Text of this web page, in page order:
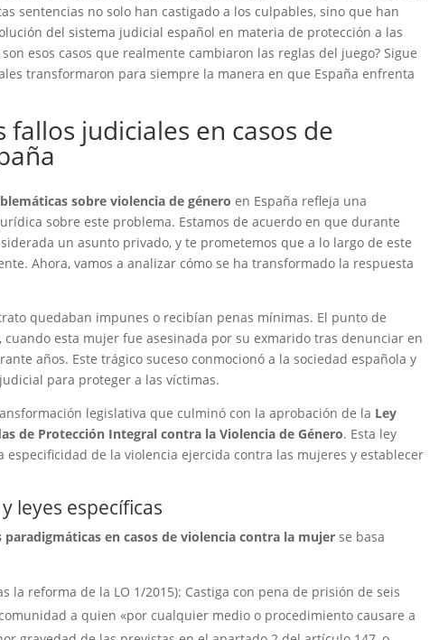
sentencias no solo han castigado a los culpables, sino que han
del sistema judicial español en materia de protección a las
esos casos que realmente cambiaron las reglas del juego? Sigue
transformaron para siempre la manera en que España enfrenta
judiciales en casos de
sobre violencia de género en España refleja una
sobre este problema. Estamos de acuerdo en que durante
un asunto privado, y te prometemos que a lo largo de este
Ahora, vamos a analizar cómo se ha transformado la respuesta
quedaban impunes o recibían penas mínimas. El punto de
, cuando esta mujer fue asesinada por su exmarido tras denunciar en
años. Este trágico suceso conmocionó a la sociedad española y
para proteger a las víctimas.
legislativa que culminó con la aprobación de la Ley
de Protección Integral contra la Violencia de Género. Esta ley
de la violencia ejercida contra las mujeres y establecer
leyes específicas
paradigmáticas en casos de violencia contra la mujer se basa
la reforma de la LO 1/2015): Castiga con pena de prisión de seis
a quien «por cualquier medio o procedimiento causare a